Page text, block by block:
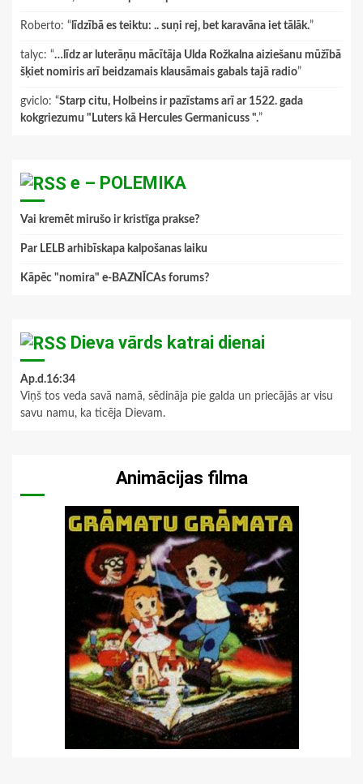
Roberto: “ līdzībā es teiktu: .. suņi rej, bet karavāna iet tālāk.”
talyc: “…līdz ar luterāņu mācītāja Ulda Rožkalna aiziešanu mūžībā
šķiet nomiris arī beidzamais klausāmais gabals tajā radio”
gviclo: “Starp citu, Holbeins ir pazīstams arī ar 1522. gada
kokgriezumu "Luters kā Hercules Germanicuss ".”
e – POLEMIKA
Vai kremēt mirušo ir kristīga prakse?
Par LELB arhibīskapa kalpošanas laiku
Kāpēc "nomira" e-BAZNĪCAs forums?
Dieva vārds katrai dienai
Ap.d.16:34
Viņš tos veda savā namā, sēdināja pie galda un priecājās ar visu
savu namu, ka ticēja Dievam.
Animācijas filma